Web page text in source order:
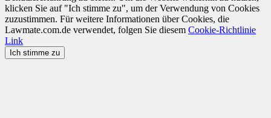
klicken Sie auf "Ich stimme zu", um der Verwendung von Cookies
zuzustimmen. Für weitere Informationen über Cookies, die
Lawmate.com.de verwendet, folgen Sie diesem Cookie-Richtlinie
Link
Ich stimme zu